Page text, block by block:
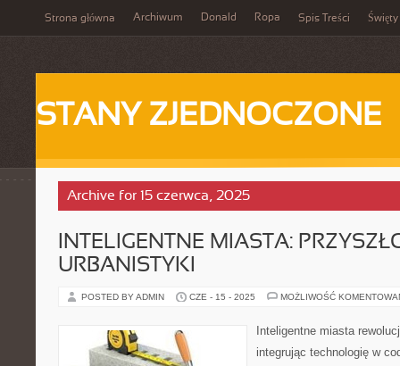
Strona główna Archiwum Donald Ropa Spis Treści Święty
STANY ZJEDNOCZONE
Archive for 15 czerwca, 2025
INTELIGENTNE MIASTA:
URBANISTYKI
POSTED BY ADMIN CZE - 15 - 2025 MOŻLIWOŚĆ
Inteligentne miasta
integrując technologię w